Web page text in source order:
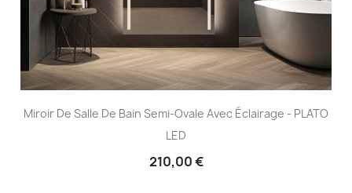
Miroir De Salle De Bain Semi-Ovale Avec Éclairage - PLATO
LED
210,00 €